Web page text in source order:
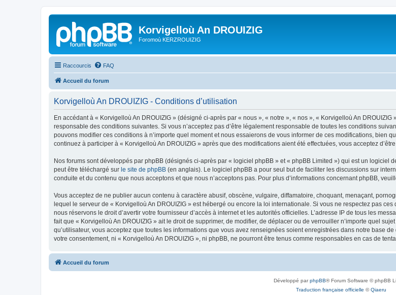
Korvigelloù An DROUIZIG
Foromoù KERZROUIZIG
Raccourcis FAQ
Accueil du forum
Korvigelloù An DROUIZIG - Conditions d’utilisation
En accédant à « Korvigelloù An DROUIZIG » (désigné ci-après par « nous », « notre », « nos », « Korvigelloù An
responsable des conditions suivantes. Si vous n’acceptez pas d’être légalement responsable de toutes les conditions
pouvons modifier ces conditions à n’importe quel moment et nous essaierons de vous informer de ces modifications, bien
continuez à participer à « Korvigelloù An DROUIZIG » après que des modifications aient été effectuées, vous acceptez
Nos forums sont développés par phpBB (désignés ci-après par « logiciel phpBB » et « phpBB Limited ») qui est un logiciel
peut être téléchargé sur le site de phpBB (en anglais). Le logiciel phpBB a pour seul but de faciliter les discussions sur
conduite et du contenu que nous acceptons et que nous n’acceptons pas. Pour plus d’informations concernant phpBB,
Vous acceptez de ne publier aucun contenu à caractère abusif, obscène, vulgaire, diffamatoire, choquant, menaçant,
lequel le serveur de « Korvigelloù An DROUIZIG » est hébergé ou encore la loi internationale. Si vous ne respectez pas
nous réservons le droit d’avertir votre fournisseur d’accès à internet et les autorités officielles. L’adresse IP de tous les
fait que « Korvigelloù An DROUIZIG » ait le droit de supprimer, de modifier, de déplacer ou de verrouiller n’importe quel
qu’utilisateur, vous acceptez que toutes les informations que vous avez renseignées soient enregistrées dans notre base
votre consentement, ni « Korvigelloù An DROUIZIG », ni phpBB, ne pourront être tenus comme responsables en cas de
Accueil du forum
Développé parphpBB® Forum Software © phpBB
Traduction française officielle ©Qiaeru